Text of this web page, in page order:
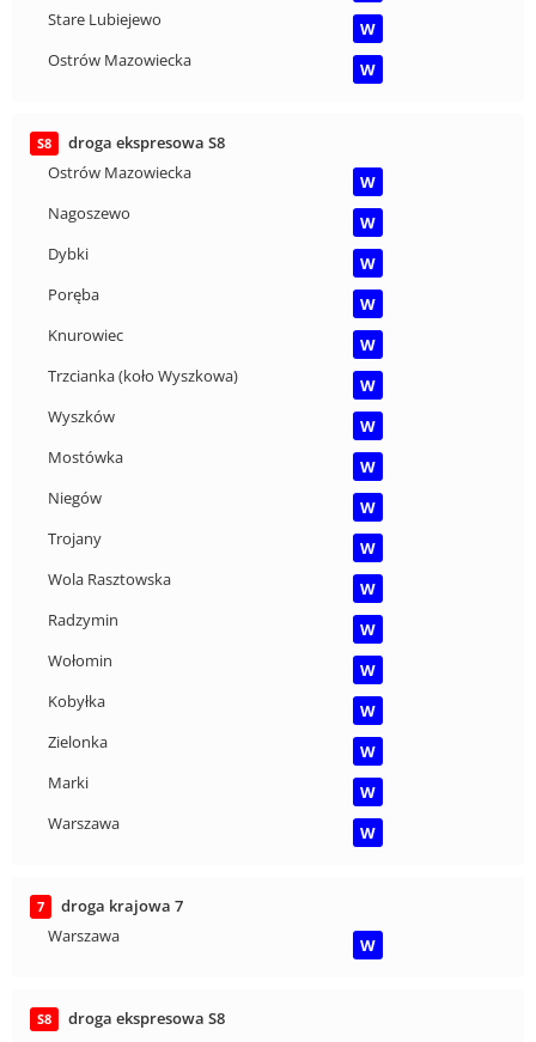
Stare Lubiejewo
W
Ostrów Mazowiecka
W
S8
droga ekspresowa S8
Ostrów Mazowiecka
W
Nagoszewo
W
Dybki
W
Poręba
W
Knurowiec
W
Trzcianka (koło Wyszkowa)
W
Wyszków
W
Mostówka
W
Niegów
W
Trojany
W
Wola Rasztowska
W
Radzymin
W
Wołomin
W
Kobyłka
W
Zielonka
W
Marki
W
Warszawa
W
7
droga krajowa 7
Warszawa
W
S8
droga ekspresowa S8